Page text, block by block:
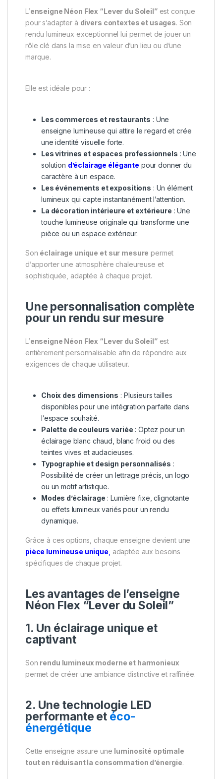
L’enseigne Néon Flex “Lever du Soleil”est conçue
pour s’adapter à divers contextes et usages. Son
rendu lumineux exceptionnel lui permet de jouer un
rôle clé dans la mise en valeur d’un lieu ou d’une
marque.
Elle est idéale pour :
Les commerces et restaurants : Une
enseigne lumineuse qui attire le regard et crée
une identité visuelle forte.
Les vitrines et espaces professionnels : Une
solution d’éclairage élégante pour donner du
caractère à un espace.
Les événements et expositions : Un élément
lumineux qui capte instantanément l’attention.
La décoration intérieure et extérieure : Une
touche lumineuse originale qui transforme une
pièce ou un espace extérieur.
Son éclairage unique et sur mesure permet
d’apporter une atmosphère chaleureuse et
sophistiquée, adaptée à chaque projet.
Une personnalisation complète
pour un rendu sur mesure
L’enseigne Néon Flex “Lever du Soleil”est
entièrement personnalisable afin de répondre aux
exigences de chaque utilisateur.
Choix des dimensions : Plusieurs tailles
disponibles pour une intégration parfaite dans
l’espace souhaité.
Palette de couleurs variée : Optez pour un
éclairage blanc chaud, blanc froid ou des
teintes vives et audacieuses.
Typographie et design personnalisés :
Possibilité de créer un lettrage précis, un logo
ou un motif artistique.
Modes d’éclairage : Lumière fixe, clignotante
ou effets lumineux variés pour un rendu
dynamique.
Grâce à ces options, chaque enseigne devient une
pièce lumineuse unique adaptée aux besoins
spécifiques de chaque projet.
Les avantages de l’enseigne
Néon Flex “Lever du Soleil”
1. Un éclairage unique et
captivant
Son rendu lumineux moderne et harmonieux
permet de créer une ambiance distinctive et raffinée.
2. Une technologie LED
performante et éco-
énergétique
Cette enseigne assure une luminosité optimale
tout en réduisant la consommation d’énergie.